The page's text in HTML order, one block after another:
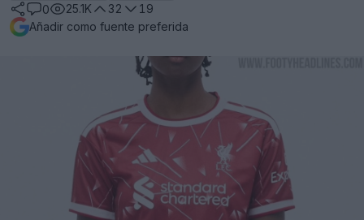
0
25.1K 32
19
Añadir como fuente preferida